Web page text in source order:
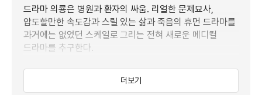
드라마 의룡은 병원과 환자의 싸움. 리얼한 문제묘사,
압도할만한 속도감과 스릴 있는 삶과 죽음의 휴먼 드라마를
과거에는 없었던 스케일로 그리는 전혀 새로운 메디컬
드라마를 추구한다.
과연 아사다 류타로.. 과연 그가 일본의 의료계를 구할 수
더보기